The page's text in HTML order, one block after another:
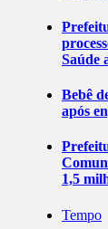
Saúde
Bebê
após
1,5
Tempo